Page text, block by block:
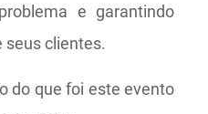
e garantindo
seus clientes.
do que foi este evento